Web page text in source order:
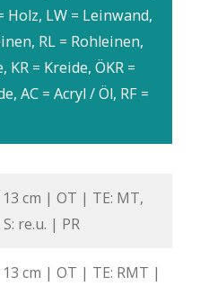
LW = Leinwand,
RL = Rohleinen,
= Kreide, ÖKR =
AC = Acryl / Öl, RF =
cm | OT | TE: MT,
re.u. | PR
cm | OT | TE: RMT |